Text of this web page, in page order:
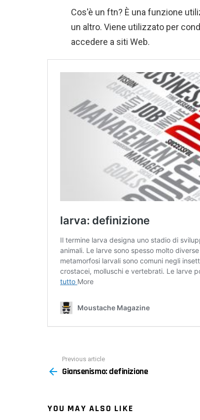
Cos'è un ftn? È una funzione
un altro. Viene utilizzato per
accedere a siti Web.
more
Previous article
Giansenismo: definizione
YOU MAY ALSO LIKE